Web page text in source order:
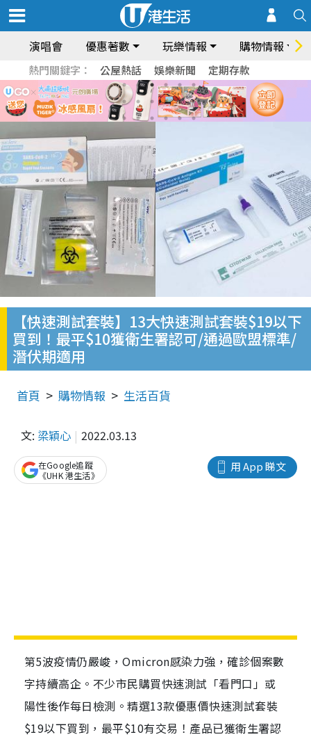
演唱會 優惠著數 玩樂情報 購物情報
熱門關鍵字： 公屋熱話 娛樂新聞 定期存款
【快速測試套裝】13大快速測試套裝$19以下
買到！最平$10獲衛生署認可/通過歐盟標準/
潛伏期適用
首頁 購物情報 生活百貨
文: 梁穎心 2022.03.13
用 App 睇文
在Google追蹤
《UHK 港生活》
第5波疫情仍嚴峻，Omicron感染力強，確診個案數
字持續高企。不少市民購買快速測試「看門口」或
陽性後作每日檢測。精選13款優惠價快速測試套裝
$19以下買到，最平$10有交易！產品已獲衛生署認